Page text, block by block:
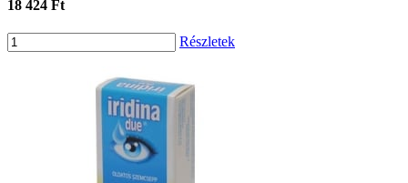
18 424 Ft
Részletek